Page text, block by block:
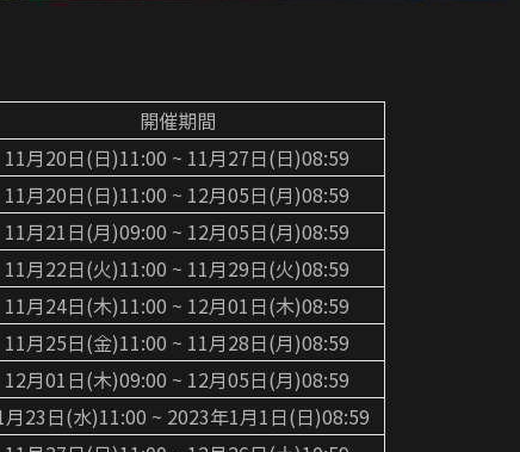
開催期間
11月20日(日)11:00 ~ 11月27日(日)08:59
11月20日(日)11:00 ~ 12月05日(月)08:59
11月21日(月)09:00 ~ 12月05日(月)08:59
11月22日(火)11:00 ~ 11月29日(火)08:59
11月24日(木)11:00 ~ 12月01日(木)08:59
11月25日(金)11:00 ~ 11月28日(月)08:59
12月01日(木)09:00 ~ 12月05日(月)08:59
月23日(水)11:00 ~ 2023年1月1日(日)08:59